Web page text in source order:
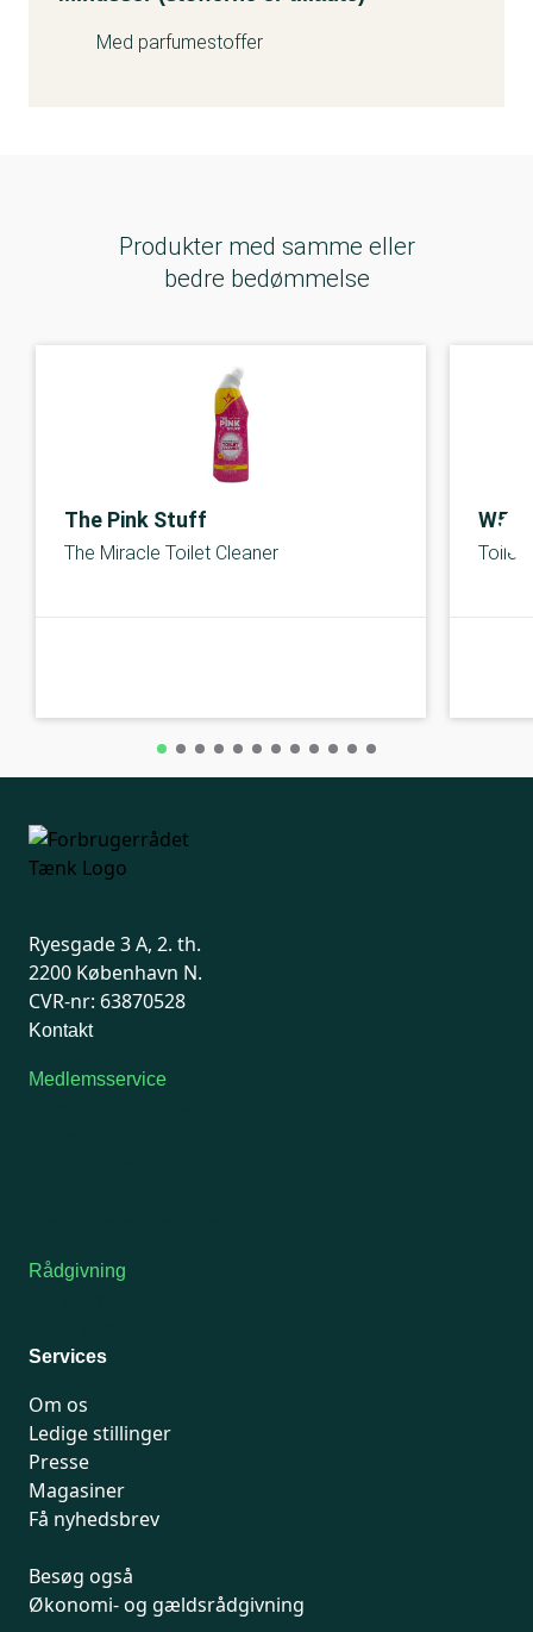
Med parfumestoffer
Produkter med samme eller
bedre bedømmelse
The Pink Stuff
The Miracle Toilet Cleaner
W5
Toilet
Ryesgade 3 A, 2. th.
2200 København N.
CVR-nr: 63870528
Kontakt
Medlemsservice
Rådgivning
Services
Om os
Ledige stillinger
Presse
Magasiner
Få nyhedsbrev
Besøg også
Økonomi- og gældsrådgivning